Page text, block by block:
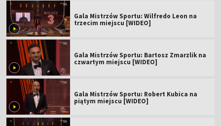
Gala Mistrzów Sportu: Wilfredo Leon na
trzecim miejscu [WIDEO]
Gala Mistrzów Sportu: Bartosz Zmarzlik na
czwartym miejscu [WIDEO]
Gala Mistrzów Sportu: Robert Kubica na
piątym miejscu [WIDEO]